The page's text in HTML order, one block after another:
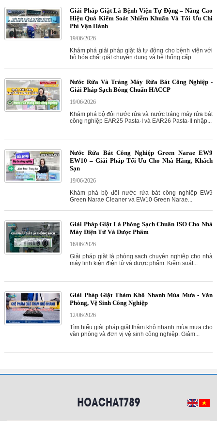
Giải Pháp Giặt Là Bệnh Viện Tự Động – Nâng Cao
Hiệu Quả Kiểm Soát Nhiễm Khuẩn Và Tối Ưu Chi
Phí Vận Hành
19/06/2026
Khám phá giải pháp giặt là tự động cho bệnh viện với
bộ hóa chất giặt chuyên dụng và hệ thống cấp...
Nước Rửa Và Tráng Máy Rửa Bát Công Nghiệp -
Giải Pháp Sạch Bóng Chuẩn HACCP
19/06/2026
Khám phá bộ đôi nước rửa và nước tráng máy rửa bát
công nghiệp EAR25 Pasta-I và EAR26 Pasta-II nhập...
Nước Rửa Bát Công Nghiệp Green Narae EW9
EW10 – Giải Pháp Tối Ưu Cho Nhà Hàng, Khách
Sạn
19/06/2026
Khám phá bộ đôi nước rửa bát công nghiệp EW9
Green Narae Cleaner và EW10 Green Narae...
Giải Pháp Giặt Là Phòng Sạch Chuẩn ISO Cho Nhà
Máy Điện Tử Và Dược Phẩm
16/06/2026
Giải pháp giặt là phòng sạch chuyên nghiệp cho nhà
máy linh kiện điện tử và dược phẩm. Kiểm soát...
Giải Pháp Giặt Thảm Khô Nhanh Mùa Mưa - Văn
Phòng, Vệ Sinh Công Nghiệp
12/06/2026
Tìm hiểu giải pháp giặt thảm khô nhanh mùa mưa cho
văn phòng và đơn vị vệ sinh công nghiệp. Giảm...